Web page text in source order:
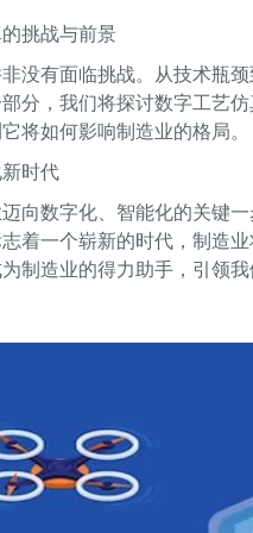
挑战与前景
没有面临挑战。从技术瓶
分，我们将探讨数字工艺
将如何影响制造业的格局。
时代
向数字化、智能化的关键
着一个崭新的时代，制造
制造业的得力助手，引领